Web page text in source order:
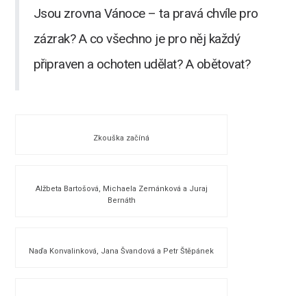
​Jsou zrovna Vánoce – ta pravá chvíle pro
zázrak? A co všechno je pro něj každý
připraven a ochoten udělat? A obětovat?
Zkouška začíná
Alžbeta Bartošová, Michaela Zemánková a Juraj
Bernáth
Naďa Konvalinková, Jana Švandová a Petr Štěpánek